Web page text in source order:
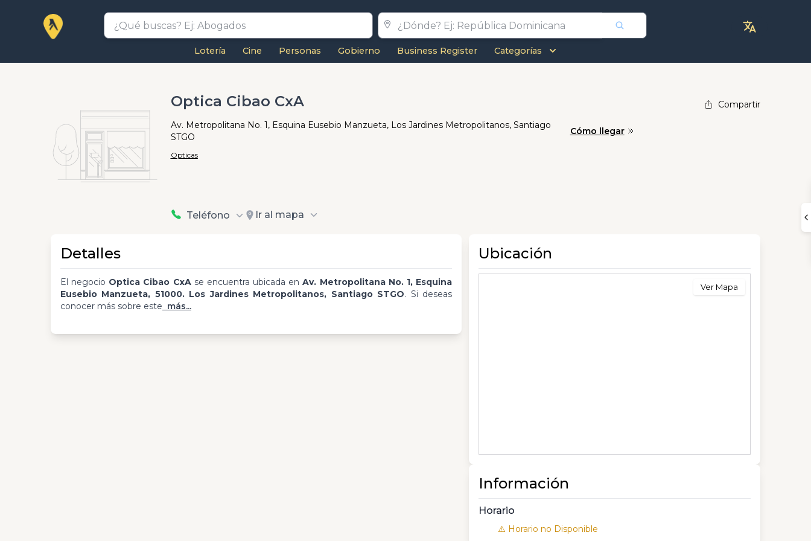
Lotería Cine Personas Gobierno Business Register Categorías
Optica Cibao CxA
Av. Metropolitana No. 1, Esquina Eusebio Manzueta, Los Jardines Metropolitanos, Santiago
STGO
Cómo llegar
Opticas
Teléfono Ir al mapa
Compartir
Detalles
El negocio Optica Cibao CxAse encuentra ubicada enAv. Metropolitana No. 1, Esquina
Eusebio Manzueta, 51000. Los Jardines Metropolitanos, Santiago STGO. Si deseas
conocer más sobre este más...
Ubicación
Ver Mapa
Información
Horario
⚠️ Horario no Disponible